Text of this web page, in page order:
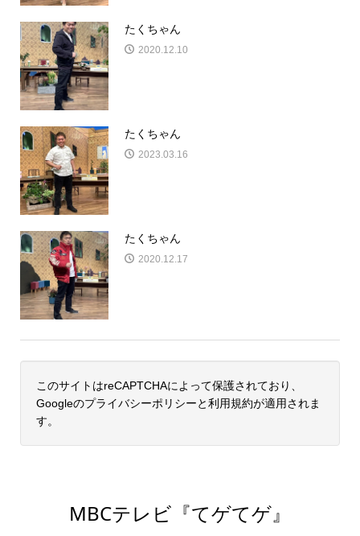
たくちゃん
2020.12.10
たくちゃん
2023.03.16
たくちゃん
2020.12.17
このサイトはreCAPTCHAによって保護されており、
Googleのプライバシーポリシーと利用規約が適用されま
す。
MBCテレビ『てゲてゲ』